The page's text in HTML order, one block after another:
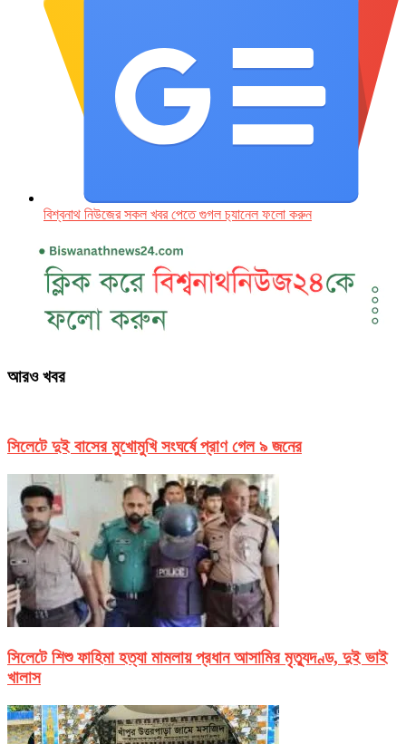
বিশ্বনাথ নিউজের সকল খবর পেতে গুগল চ‌্যানেল ফলো করুন
আরও খবর
সিলেটে দুই বাসের মুখোমুখি সংঘর্ষে প্রাণ গেল ৯ জনের
সিলেটে শিশু ফাহিমা হত্যা মামলায় প্রধান আসামির মৃত্যুদণ্ড, দুই ভাই
খালাস